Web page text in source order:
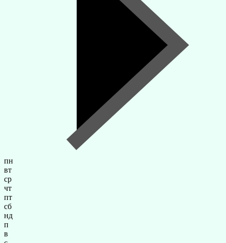
пн
вт
ср
чт
пт
сб
нд
п
в